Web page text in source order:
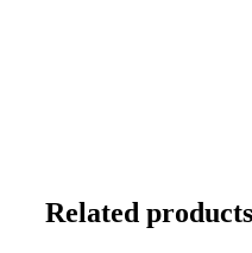
Related products